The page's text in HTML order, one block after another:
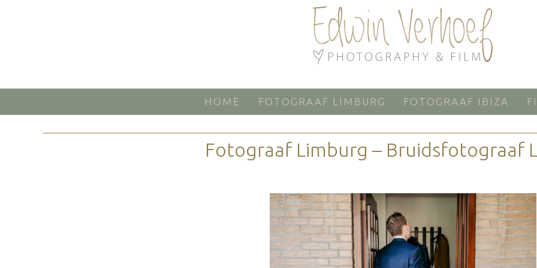
HOME FOTOGRAAF LIMBURG FOTOGRAAF IBIZA
Fotograaf Limburg – Bruidsfotograaf